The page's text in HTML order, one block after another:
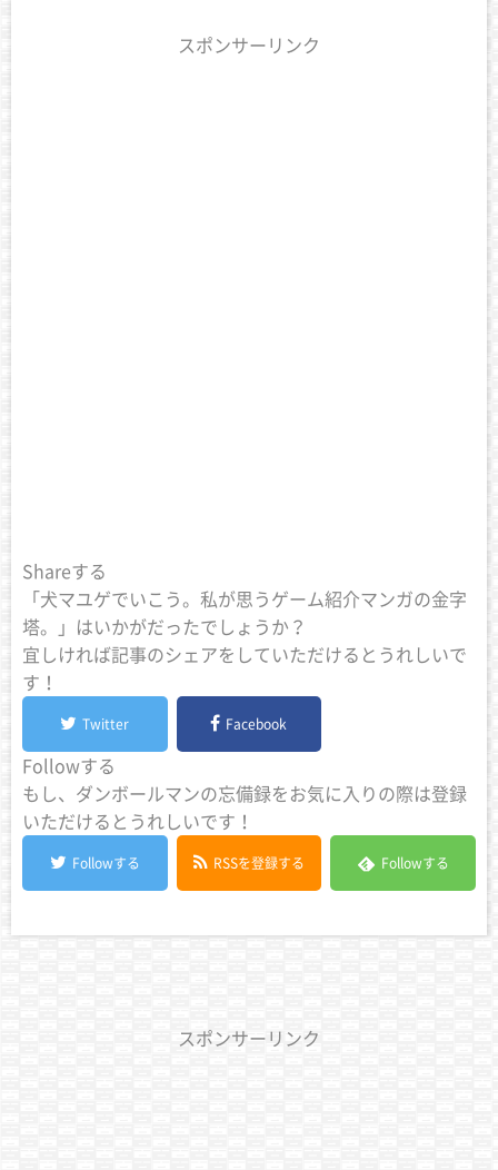
スポンサーリンク
Shareする
「犬マユゲでいこう。私が思うゲーム紹介マンガの金字
塔。」はいかがだったでしょうか？
宜しければ記事のシェアをしていただけるとうれしいで
す！
Twitter Facebook
Followする
もし、ダンボールマンの忘備録をお気に入りの際は登録
いただけるとうれしいです！
Followする RSSを登録する Followする
スポンサーリンク